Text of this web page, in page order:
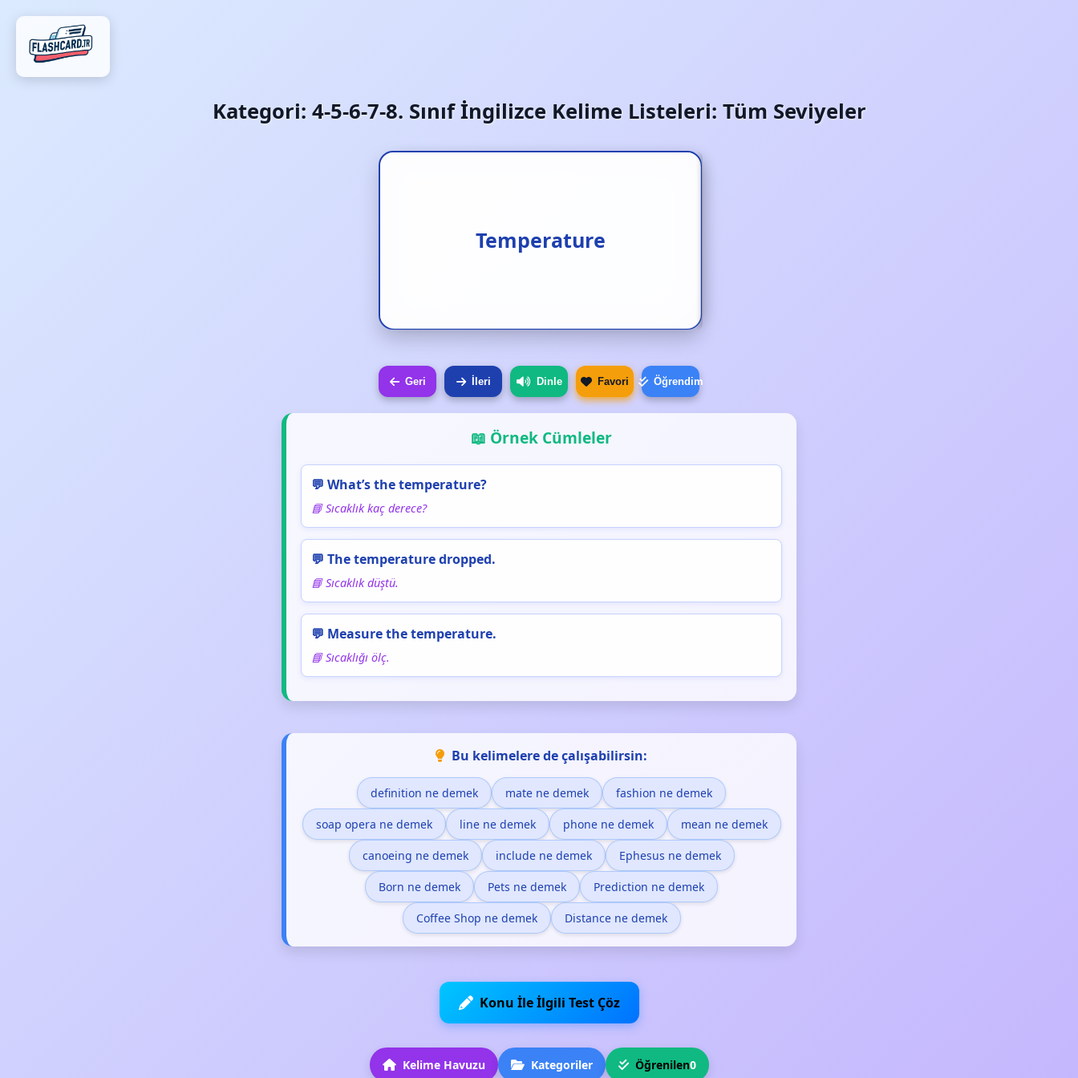
Kategori: 4-5-6-7-8. Sınıf İngilizce Kelime Listeleri: Tüm Seviyeler
Temperature
Sıcaklık/ ısı
Geri İleri Dinle Favori Öğrendim
📖 Örnek Cümleler
💬 What’s the temperature?
📘 Sıcaklık kaç derece?
💬 The temperature dropped.
📘 Sıcaklık düştü.
💬 Measure the temperature.
📘 Sıcaklığı ölç.
Bu kelimelere de çalışabilirsin:
definition ne demek mate ne demek fashion ne demek
soap opera ne demek line ne demek phone ne demek mean ne demek
canoeing ne demek include ne demek Ephesus ne demek
Born ne demek Pets ne demek Prediction ne demek
Coffee Shop ne demek Distance ne demek
Konu İle İlgili Test Çöz
Kelime Havuzu Kategoriler Öğrenilen0